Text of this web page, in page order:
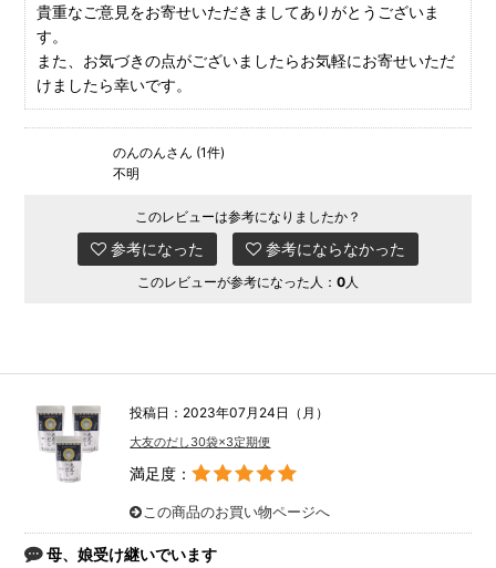
貴重なご意見をお寄せいただきましてありがとうございま
す。
また、お気づきの点がございましたらお気軽にお寄せいただ
けましたら幸いです。
のんのんさん (1件)
不明
このレビューは参考になりましたか？
参考になった 参考にならなかった
このレビューが参考になった人： 0人
投稿日：2023年07月24日（月）
大友のだし30袋×3定期便
満足度：
この商品のお買い物ページへ
母、娘受け継いでいます